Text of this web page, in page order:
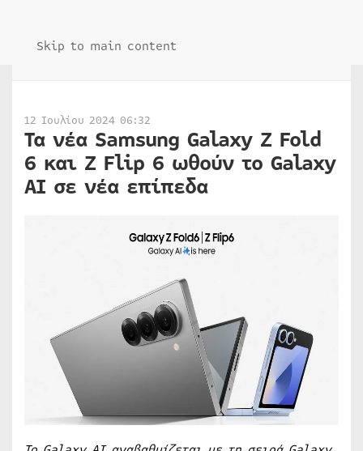
Skip to main content
12 Ιουλίου 2024 06:32
Τα νέα Samsung Galaxy Z Fold
6 και Z Flip 6 ωθούν το Galaxy
AI σε νέα επίπεδα